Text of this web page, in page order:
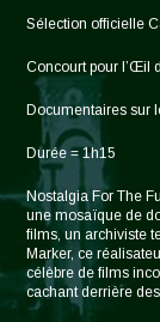
Sélection officielle
Concourt pour l’Œil
Documentaires sur
Durée = 1h15
Nostalgia For The
une mosaïque de
films, un archiviste
Marker, ce
célèbre de films
cachant derrière